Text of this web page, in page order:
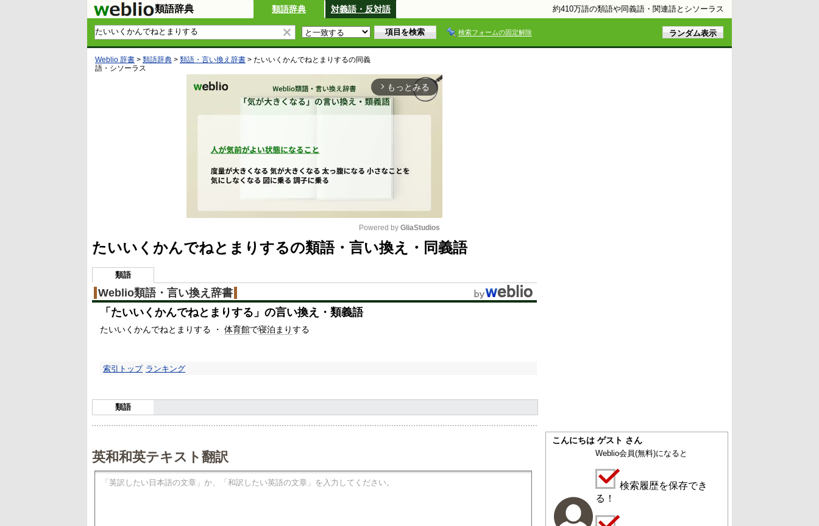
類語辞典 類語辞典 対義語・反対語 約410万語の類語や同義語・関連語とシソーラス
検索フォームの固定解除
Weblio 辞書 > 類語辞典 > 類語・言い換え辞書 > たいいくかんでねとまりするの同義
語・シソーラス
arrow_forward_ios もっとみる
Powered by GliaStudios
たいいくかんでねとまりするの類語・言い換え・同義語
類語
Weblio類語・言い換え辞書
「 たいいくかんでねとまりする 」の言い換え・類義語
たいいくかんでねとまりする ・ 体育館で寝泊まりする
索引トップ ランキング
類語
英和和英テキスト翻訳
こんにちは ゲスト さん
Weblio会員(無料)になると
検索履歴を保存でき
る！